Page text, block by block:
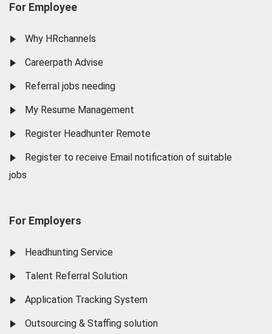
For Employee
Why HRchannels
Careerpath Advise
Referral jobs needing
My Resume Management
Register Headhunter Remote
Register to receive Email notification of suitable
jobs
For Employers
Headhunting Service
Talent Referral Solution
Application Tracking System
Outsourcing & Staffing solution